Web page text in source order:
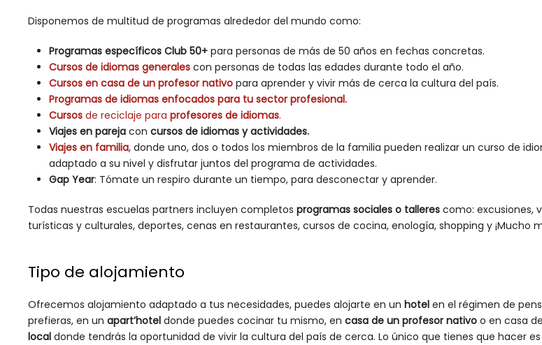
Disponemos de multitud de programas alrededor del mundo como:
Programas específicos Club 50+ para personas de más de 50 años en fechas concretas.
Cursos de idiomas generales con personas de todas las edades durante todo el año.
Cursos en casa de un profesor nativo para aprender y vivir más de cerca la cultura del país.
Programas de idiomas enfocados para tu sector profesional.
Cursos de reciclaje para profesores de idiomas.
Viajes en pareja con cursos de idiomas y actividades.
Viajes en familia, donde uno, dos o todos los miembros de la familia pueden realizar un curso de
adaptado a su nivel y disfrutar juntos del programa de actividades.
Gap Year: Tómate un respiro durante un tiempo, para desconectar y aprender.
Todas nuestras escuelas partners incluyen completos programas sociales o talleres como: excusiones,
turísticas y culturales, deportes, cenas en restaurantes, cursos de cocina, enología, shopping y ¡Mucho
Tipo de alojamiento
Ofrecemos alojamiento adaptado a tus necesidades, puedes alojarte en un hotel en el régimen de
prefieras, en un apart’hotel donde puedes cocinar tu mismo, en casa de un profesor nativo o en casa
local donde tendrás la oportunidad de vivir la cultura del país de cerca. Lo único que tienes que hacer